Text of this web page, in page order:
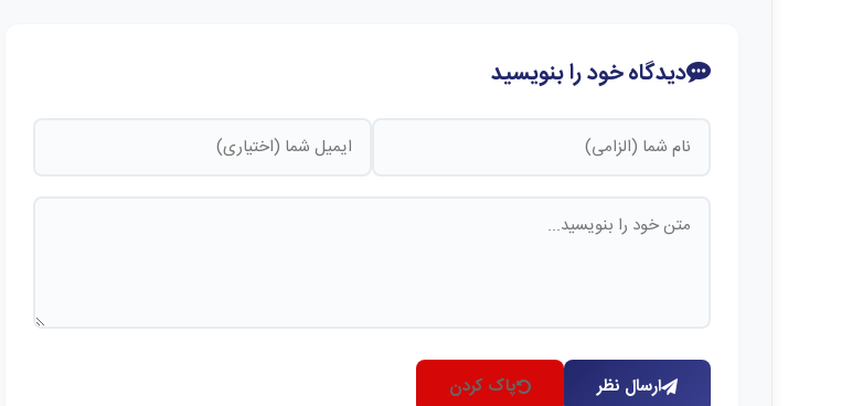
دیدگاه خود را بنویسید
ارسال نظر پاک کردن